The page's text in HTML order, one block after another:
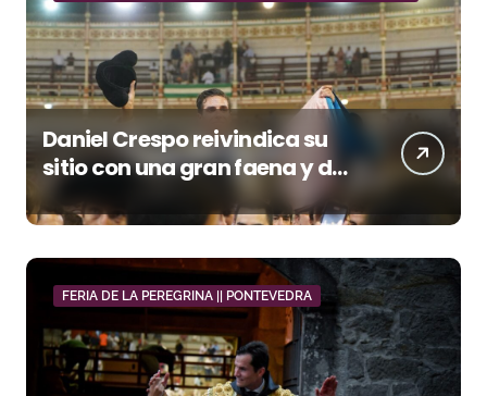
Daniel Crespo reivindica su
sitio con una gran faena y dos
orejas
FERIA DE LA PEREGRINA || PONTEVEDRA